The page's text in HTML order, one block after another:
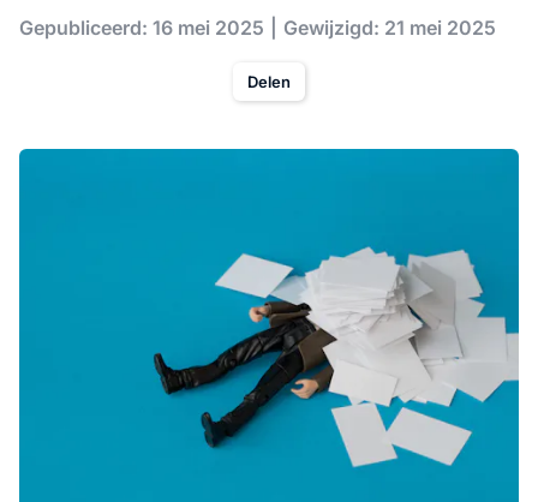
Gepubliceerd: 16 mei 2025 Gewijzigd: 21 mei 2025
Delen